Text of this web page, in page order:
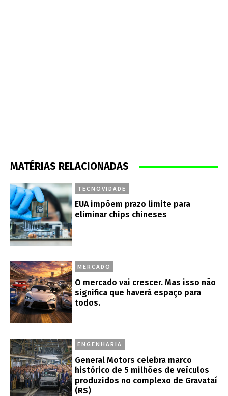
MATÉRIAS RELACIONADAS
TECNOVIDADE
EUA impõem prazo limite para
eliminar chips chineses
MERCADO
O mercado vai crescer. Mas isso não
significa que haverá espaço para
todos.
ENGENHARIA
General Motors celebra marco
histórico de 5 milhões de veículos
produzidos no complexo de Gravataí
(RS)